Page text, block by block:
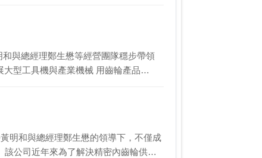
與總經理鄭生懋等經營團隊穩步帶領
大型工具機與產業機械 用齒輪產品…
明和與總經理鄭生懋的領導下，不僅成
該公司近年來為了解決精密內齒輪供…